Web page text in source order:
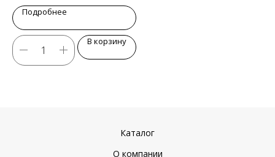
Подробнее
В корзину
Каталог
О компании